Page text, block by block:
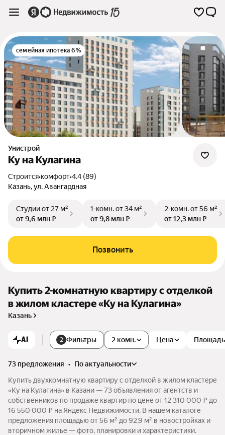
семейная ипотека 6%
Унистрой
Ку на Кулагина
Строится•комфорт•4.4 (89)
Казань,ул. Авангардная
Студииот 27 м²
от 9,6 млн ₽
1-комн.от 34 м²
от 9,8 млн ₽
2-комн.от 56 м²
от 12,3 млн ₽
Позвонить
Купить 2-комнатную квартиру с отделкой
в жилом кластере «Ку на Кулагина»
Казань
AI 2 Фильтры 2 комн. Цена Площадь
73 предложения •
по актуальности
Купить двухкомнатную квартиру с отделкой в жилом кластере
«Ку на Кулагина» в Казани — 73 объявления от агентств и
собственников по продаже квартир по цене от 12 310 000 ₽ до
16 550 000 ₽ на Яндекс Недвижимости. В нашем каталоге
предложения площадью от 56 м² до 92,9 м² в новостройках и
вторичном жилье — фото, планировки и характеристики.